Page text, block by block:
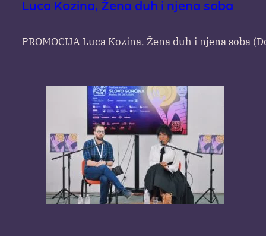
Luca Kozina, Žena duh i njena soba
PROMOCIJA Luca Kozina, Žena duh i njena soba